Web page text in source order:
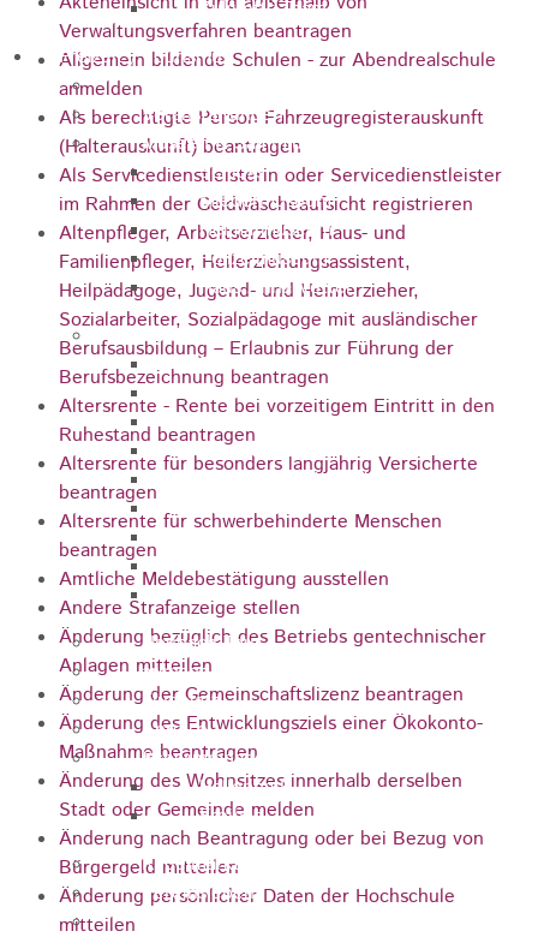
Zukunfts Team
Freizeit / Tourismus
Gastgeber
Veranstaltungen
Museen & Sammlungen
Schloss
Miedermuseum
Heimatmuseum
Polizeimuseum
Haus Anna Vetter
Sehenswürdigkeiten
Rathaus
Blockturm
Ev. Kirche
Miedermuseum
Haus "Anna Vetter"
Polizeimuseum Heubach e.V.
Der Rosenstein
Höhlen rund um Heubach
Heubach Tour
archaeopfad
Flugplatz
Anreise
Schwimmbäder
Hallenbad
Freibad
Kugelmarkt
Vereinsleben
Verwaltungsverfahren beantragen
Allgemein bildende Schulen - zur Abendrealschule
anmelden
Als berechtigte Person Fahrzeugregisterauskunft
(Halterauskunft) beantragen
Als Servicedienstleisterin oder Servicedienstleister
im Rahmen der Geldwäscheaufsicht registrieren
Altenpfleger, Arbeitserzieher, Haus- und
Familienpfleger, Heilerziehungsassistent,
Heilpädagoge, Jugend- und Heimerzieher,
Sozialarbeiter, Sozialpädagoge mit ausländischer
Berufsausbildung – Erlaubnis zur Führung der
Berufsbezeichnung beantragen
Altersrente - Rente bei vorzeitigem Eintritt in den
Ruhestand beantragen
Altersrente für besonders langjährig Versicherte
beantragen
Altersrente für schwerbehinderte Menschen
beantragen
Amtliche Meldebestätigung ausstellen
Andere Strafanzeige stellen
Änderung bezüglich des Betriebs gentechnischer
Anlagen mitteilen
Änderung der Gemeinschaftslizenz beantragen
Änderung des Entwicklungsziels einer Ökokonto-
Maßnahme beantragen
Änderung des Wohnsitzes innerhalb derselben
Stadt oder Gemeinde melden
Änderung nach Beantragung oder bei Bezug von
Bürgergeld mitteilen
Änderung persönlicher Daten der Hochschule
mitteilen